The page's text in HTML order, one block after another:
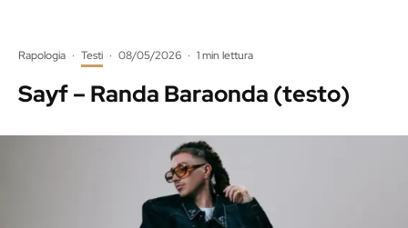
Rapologia · Testi · 08/05/2026 · 1 min lettura
Sayf – Randa Baraonda (testo)